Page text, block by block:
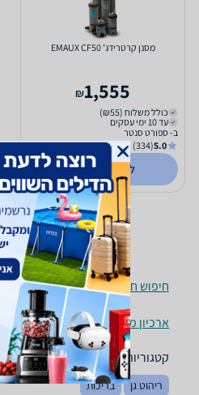
מסנן קרטרידג' EMAUX CF50
1,555
₪
כולל משלוח (₪55)
עד 10 ימי עסקים
ב- ספורט סנטר
5.0
(334)
לפרטים נוספים
חיפוש חנויות אביזרים לבריכות לפי
ארכיון מוצרים
קטגוריות משלימות
ריהוט גן בריכות